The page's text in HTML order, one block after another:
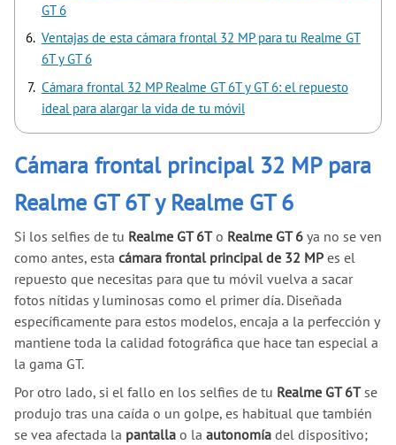
GT 6
Ventajas de esta cámara frontal 32 MP para tu Realme GT
6T y GT 6
Cámara frontal 32 MP Realme GT 6T y GT 6: el repuesto
ideal para alargar la vida de tu móvil
Cámara frontal principal 32 MP para
Realme GT 6T y Realme GT 6
Si los selfies de tu Realme GT 6To Realme GT 6 ya no se ven
como antes, esta cámara frontal principal de 32 MP es el
repuesto que necesitas para que tu móvil vuelva a sacar
fotos nítidas y luminosas como el primer día. Diseñada
específicamente para estos modelos, encaja a la perfección y
mantiene toda la calidad fotográfica que hace tan especial a
la gama GT.
Por otro lado, si el fallo en los selfies de tu Realme GT 6Tse
produjo tras una caída o un golpe, es habitual que también
se vea afectada la pantalla o la autonomía del dispositivo;